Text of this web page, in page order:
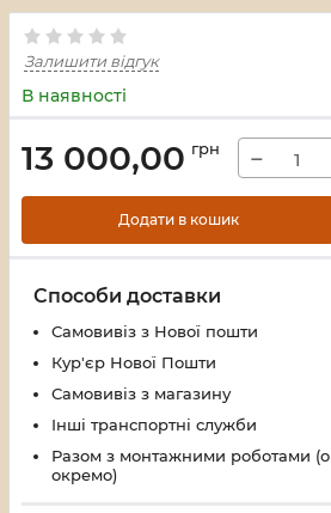
Залишити відгук
В наявності
13 000,00 грн −
Додати в кошик
Способи доставки
Самовивіз з Нової пошти
Кур'єр Нової Пошти
Самовивіз з магазину
Інші транспортні служби
Разом з монтажними роботами
окремо)